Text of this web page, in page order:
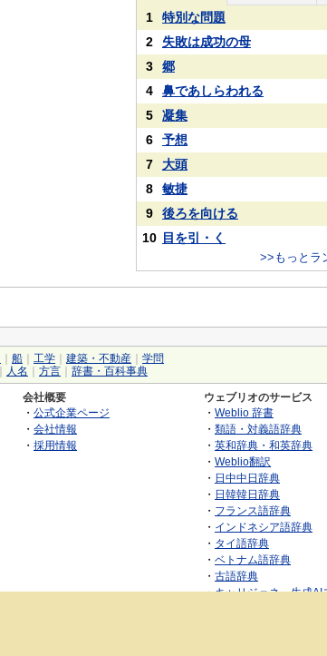
1
特別な問題
2
失敗は成功の母
3
郷
4
鼻であしらわれる
5
凝集
6
予想
7
大頭
8
敏捷
9
後ろを向ける
10 目を引・く
>>もっとラ
船 工学 建築・不動産
学問
人名 方言 辞書・百科事典
会社概要
・ 公式企業ページ
・ 会社情報
・ 採用情報
ウェブリオのサービス
・ Weblio 辞書
・ 類語・対義語辞典
・ 英和辞典・和英辞典
・ Weblio翻訳
・ 日中中日辞典
・ 日韓韓日辞典
・ フランス語辞典
・ インドネシア語辞典
・ タイ語辞典
・ ベトナム語辞典
・ 古語辞典
・キャリジェネ～生成AI